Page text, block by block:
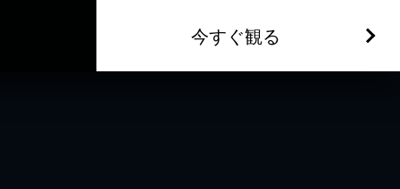
今すぐ観る